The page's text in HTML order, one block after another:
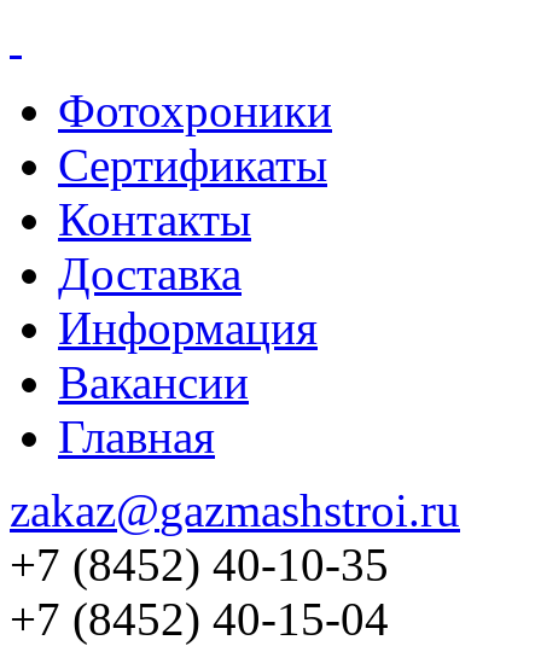
Фотохроники
Сертификаты
Контакты
Доставка
Информация
Вакансии
Главная
zakaz@gazmashstroi.ru
+7 (8452) 40-10-35
+7 (8452) 40-15-04